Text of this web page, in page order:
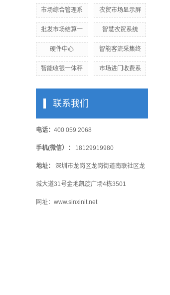
市场综合管理系 农贸市场显示屏
批发市场结算一 智慧农贸系统
硬件中心 智能客流采集终
智能收银一体秤 市场进门收费系
联系我们
电话： 400 059 2068
手机(微信）： 18129919980
地址： 深圳市龙岗区龙岗街道南联社区龙
城大道31号金地凯旋广场4栋3501
网址：www.sinxinit.net